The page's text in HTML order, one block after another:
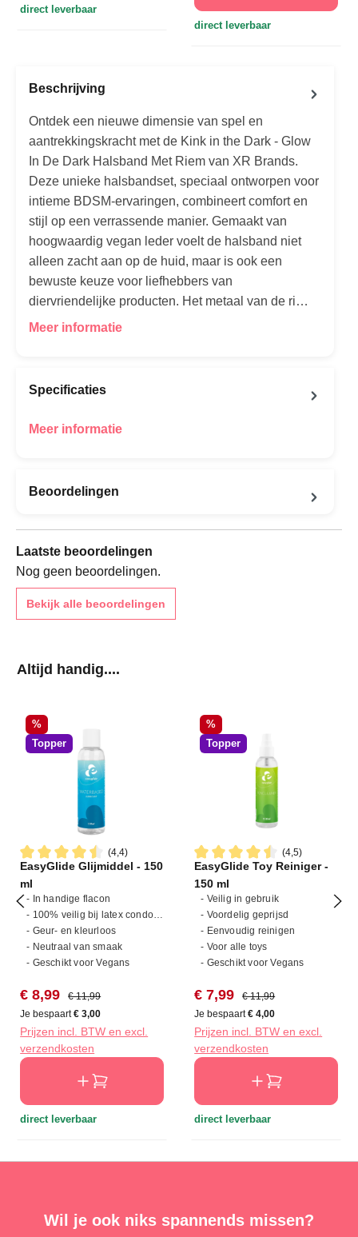
direct leverbaar
direct leverbaar
Beschrijving
Ontdek een nieuwe dimensie van spel en
aantrekkingskracht met de Kink in the Dark - Glow
In De Dark Halsband Met Riem van XR Brands.
Deze unieke halsbandset, speciaal ontworpen voor
intieme BDSM-ervaringen, combineert comfort en
stijl op een verrassende manier. Gemaakt van
hoogwaardig vegan leder voelt de halsband niet
alleen zacht aan op de huid, maar is ook een
bewuste keuze voor liefhebbers van
diervriendelijke producten. Het metaal van de ri…
Meer informatie
Specificaties
Meer informatie
Beoordelingen
Laatste beoordelingen
Nog geen beoordelingen.
Bekijk alle beoordelingen
Productgalerij overslaan
Altijd handig....
Korting
%
Topper
(4,4)
Gemiddelde waardering van 4.4 van 5 sterren
EasyGlide Glijmiddel - 150
ml
- In handige flacon
- 100% veilig bij latex condooms
- Geur- en kleurloos
- Neutraal van smaak
- Geschikt voor Vegans
Verkoopprijs:
€ 8,99 Normale prijs:
€ 11,99
Je bespaart€ 3,00
Prijzen incl. BTW en excl.
verzendkosten
direct leverbaar
Korting
%
Topper
(4,5)
Gemiddelde waardering van
EasyGlide Toy Reiniger -
150 ml
- Veilig in gebruik
- Voordelig geprijsd
- Eenvoudig reinigen
- Voor alle toys
- Geschikt voor Vegans
Verkoopprijs:
€ 7,99 Normale prijs:
€ 11,99
Je bespaart€ 4,00
Prijzen incl. BTW en excl.
verzendkosten
direct leverbaar
Wil je ook niks spannends missen?